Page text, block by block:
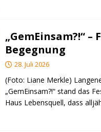
„GemEinsam?!“ –
Begegnung
28. Juli 2026
(Foto: Liane Merkle)
„GemEinsam?!“ stand das
Haus Lebensquell, dass